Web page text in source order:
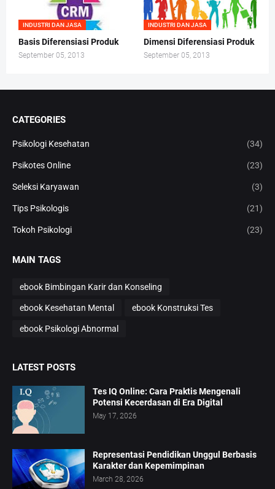
INDUSTRI DAN JASA
Basis Diferensiasi Produk
September 05, 2013
INDUSTRI DAN JASA
Dimensi Diferensiasi Produk
September 05, 2013
CATEGORIES
Psikologi Kesehatan (34)
Psikotes Online (23)
Seleksi Karyawan (3)
Tips Psikologis (21)
Tokoh Psikologi (23)
MAIN TAGS
ebook Bimbingan Karir dan Konseling
ebook Kesehatan Mental ebook Konstruksi Tes
ebook Psikologi Abnormal
LATEST POSTS
Tes IQ Online: Cara Praktis Mengenali
Potensi Kecerdasan di Era Digital
May 17, 2026
Representasi Pendidikan Unggul Berbasis
Karakter dan Kepemimpinan
March 28, 2026